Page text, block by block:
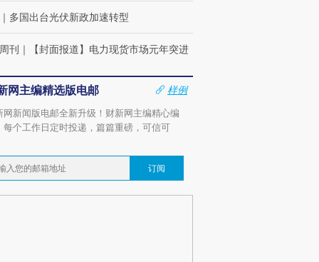
｜ 多国出台光伏新政加速转型
刊 ｜ 【封面报道】电力现货市场元年突进
网主编精选版电邮
样例
网新闻版电邮全新升级！财新网主编精心编
每个工作日定时投递，篇篇重磅，可信可
订阅